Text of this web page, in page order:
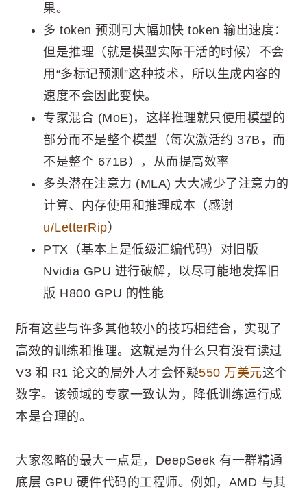
果。
多 token 预测可大幅加快 token 输出速度：
但是推理（就是模型实际干活的时候）不会
用“多标记预测”这种技术，所以生成内容的
速度不会因此变快。
专家混合 (MoE)，这样推理就只使用模型的
部分而不是整个模型（每次激活约 37B，而
不是整个 671B），从而提高效率
多头潜在注意力 (MLA) 大大减少了注意力的
计算、内存使用和推理成本（感谢
u/LetterRip）
PTX（基本上是低级汇编代码）对旧版
Nvidia GPU 进行破解，以尽可能地发挥旧
版 H800 GPU 的性能
所有这些与许多其他较小的技巧相结合，实现了
高效的训练和推理。这就是为什么只有没有读过
V3 和 R1 论文的局外人才会怀疑550 万美元这个
数字。该领域的专家一致认为，降低训练运行成
本是合理的。
大家忽略的最大一点是，DeepSeek 有一群精通
底层 GPU 硬件代码的工程师。例如，AMD 与其